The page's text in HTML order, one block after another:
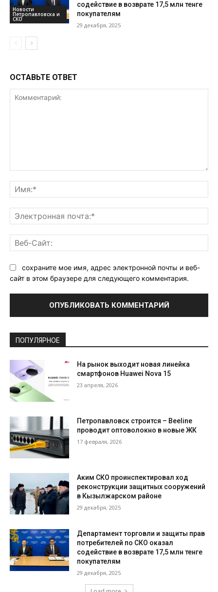
Новости
Петропавловска и
СКО
содействие в возврате 17,5 млн тенге
покупателям
29 декабря, 2025
ОСТАВЬТЕ ОТВЕТ
сохраните мое имя, адрес электронной почты и веб-
сайт в этом браузере для следующего комментария.
ПОПУЛЯРНОЕ
На рынок выходит новая линейка
смартфонов Huawei Nova 15
23 апреля, 2026
Петропавловск строится – Beeline
проводит оптоволокно в новые ЖК
17 февраля, 2026
Аким СКО проинспектировал ход
реконструкции защитных сооружений
в Кызылжарском районе
29 декабря, 2025
Департамент торговли и защиты прав
потребителей по СКО оказал
содействие в возврате 17,5 млн тенге
покупателям
29 декабря, 2025